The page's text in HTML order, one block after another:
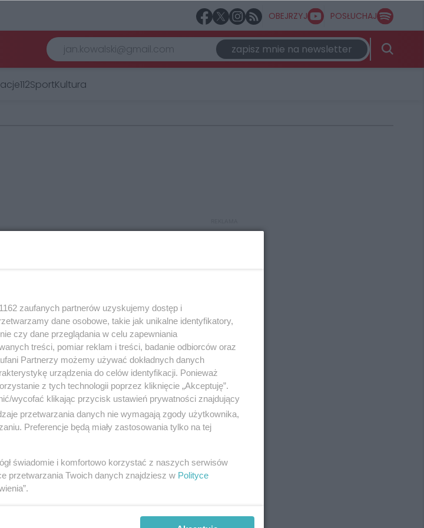
OBEJRZYJ POSŁUCHAJ
zapisz mnie na newsletter
112SportKultura
REKLAMA
zaufanych partnerów uzyskujemy dostęp i
dane osobowe, takie jak unikalne identyfikatory,
czy dane przeglądania w celu zapewniania
treści, pomiar reklam i treści, badanie odbiorców oraz
Partnerzy możemy używać dokładnych danych
urządzenia do celów identyfikacji. Ponieważ
z tych technologii poprzez kliknięcie „Akceptuję”.
wycofać klikając przycisk ustawień prywatności znajdujący
przetwarzania danych nie wymagają zgody użytkownika,
Preferencje będą miały zastosowania tylko na tej
świadomie i komfortowo korzystać z naszych serwisów
przetwarzania Twoich danych znajdziesz w Polityce